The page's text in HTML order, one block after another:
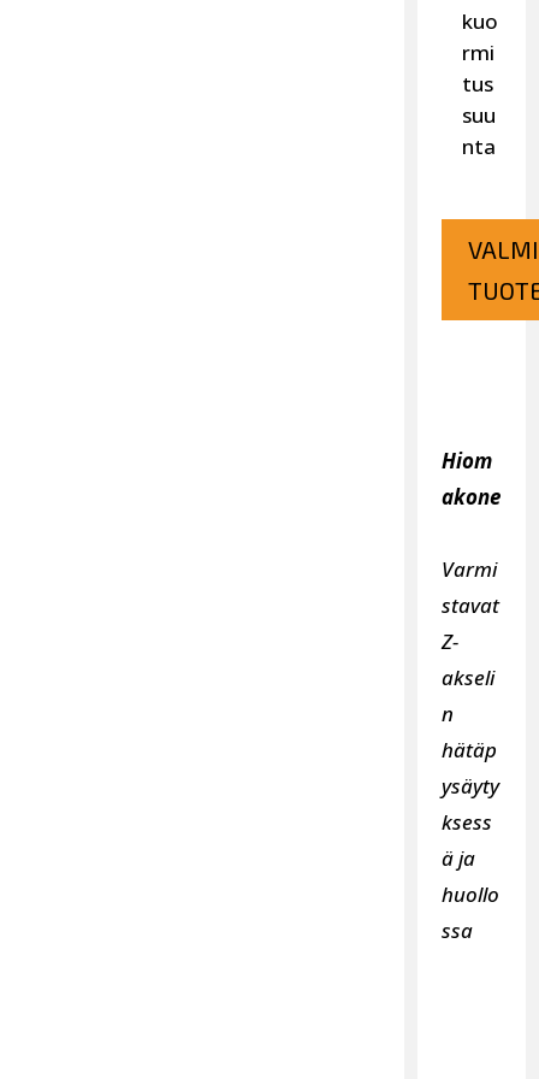
kuo
rmi
tus
suu
nta
Hiom
akone
Varmi
stavat
Z-
akseli
n
hätäp
ysäyty
ksess
ä ja
huollo
ssa